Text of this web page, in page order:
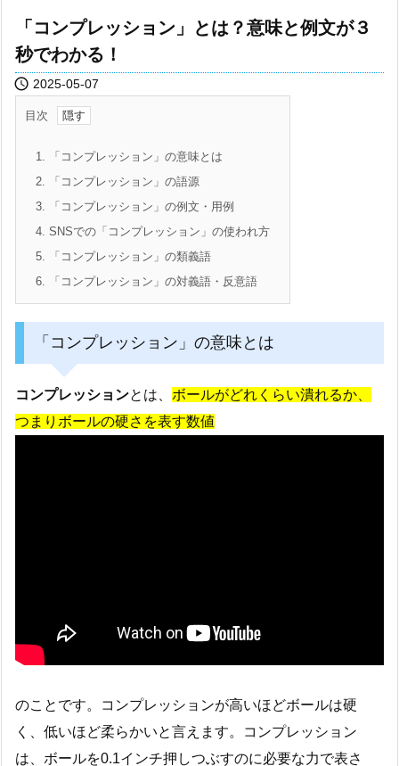
「コンプレッション」とは？意味と例文が３
秒でわかる！
 2025-05-07
目次
1. 「コンプレッション」の意味とは
2. 「コンプレッション」の語源
3. 「コンプレッション」の例文・用例
4. SNSでの「コンプレッション」の使われ方
5. 「コンプレッション」の類義語
6. 「コンプレッション」の対義語・反意語
「コンプレッション」の意味とは
コンプレッションとは、 ボールがどれくらい潰れるか、
つまりボールの硬さを表す数値
のことです。コンプレッションが高いほどボールは硬
く、低いほど柔らかいと言えます。コンプレッション
は、ボールを0.1インチ押しつぶすのに必要な力で表さ